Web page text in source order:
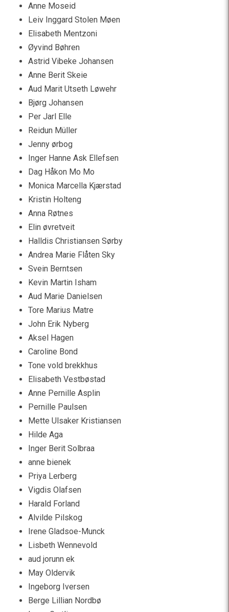
Anne Moseid
Leiv Inggard Stolen Møen
Elisabeth Mentzoni
Øyvind Bøhren
Astrid Vibeke Johansen
Anne Berit Skeie
Aud Marit Utseth Løwehr
Bjørg Johansen
Per Jarl Elle
Reidun Müller
Jenny ørbog
Inger Hanne Ask Ellefsen
Dag Håkon Mo Mo
Monica Marcella Kjærstad
Kristin Holteng
Anna Røtnes
Elin øvretveit
Halldis Christiansen Sørby
Andrea Marie Flåten Sky
Svein Berntsen
Kevin Martin Isham
Aud Marie Danielsen
Tore Marius Matre
John Erik Nyberg
Aksel Hagen
Caroline Bond
Tone vold brekkhus
Elisabeth Vestbøstad
Anne Pernille Asplin
Pernille Paulsen
Mette Ulsaker Kristiansen
Hilde Aga
Inger Berit Solbraa
anne bienek
Priya Lerberg
Vigdis Olafsen
Harald Forland
Alvilde Pilskog
Irene Gladsoe-Munck
Lisbeth Wennevold
aud jorunn ek
May Oldervik
Ingeborg Iversen
Berge Lillian Nordbø